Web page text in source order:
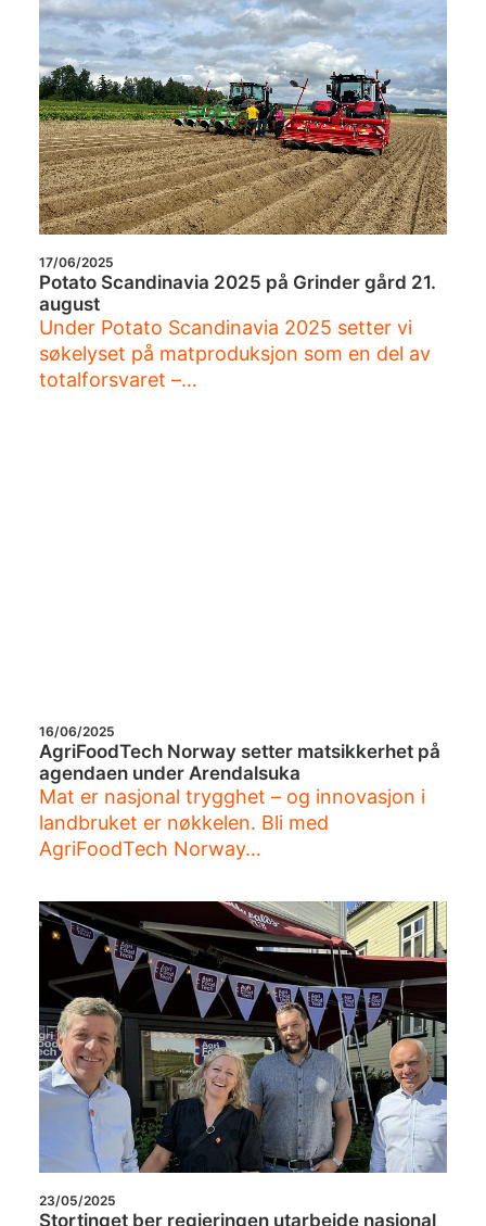
17/06/2025
Potato Scandinavia 2025 på Grinder gård 21.
august
Under Potato Scandinavia 2025 setter vi
søkelyset på matproduksjon som en del av
totalforsvaret –…
16/06/2025
AgriFoodTech Norway setter matsikkerhet på
agendaen under Arendalsuka
Mat er nasjonal trygghet – og innovasjon i
landbruket er nøkkelen. Bli med
AgriFoodTech Norway…
23/05/2025
Stortinget ber regjeringen utarbeide nasjonal